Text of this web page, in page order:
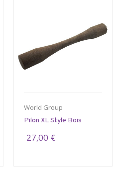
World Group
Pilon XL Style Bois
27,00 €